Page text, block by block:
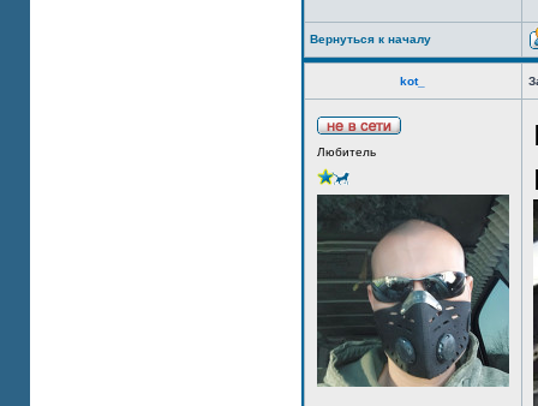
Вернуться к началу
kot_
Любитель